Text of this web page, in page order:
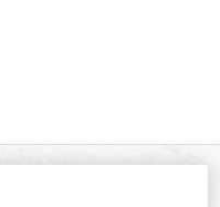
Infos hier! Öffnet